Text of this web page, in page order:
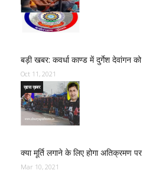
बड़ी खबर: कवर्धा काण्ड में दुर्गेश देवांगन
Oct 11, 2021
क्या मूर्ति लगाने के लिए होगा अतिक्रमण
ख़ास ख़बर
Mar 10, 2021